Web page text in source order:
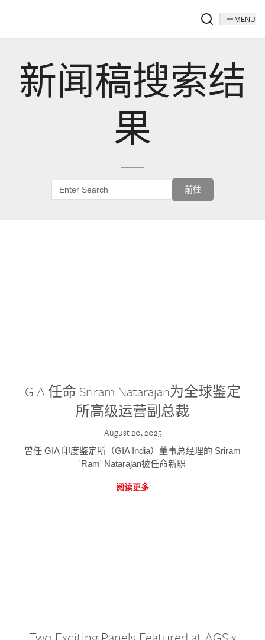
MENU
新闻稿搜索结
果
前往
GIA 任命 Sriram Natarajan为全球鉴定
所高级运营副总裁
August 20, 2025
曾任 GIA 印度鉴定所（GIA India）董事总经理的 Sriram
'Ram' Natarajan被任命新职
阅读更多